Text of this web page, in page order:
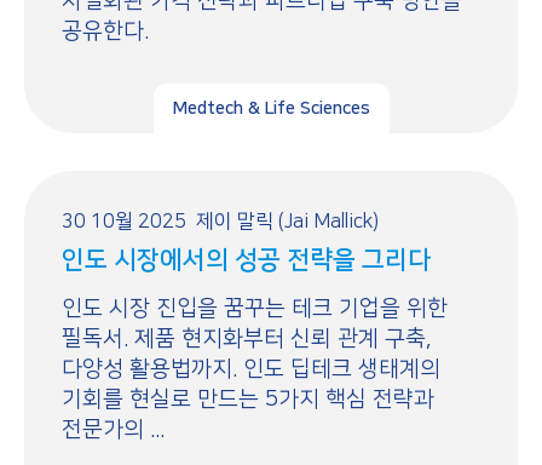
공유한다.
Medtech & Life Sciences
30 10월 2025 제이 말릭 (Jai Mallick)
인도 시장에서의 성공 전략을 그리다
인도 시장 진입을 꿈꾸는 테크 기업을 위한
필독서. 제품 현지화부터 신뢰 관계 구축,
다양성 활용법까지. 인도 딥테크 생태계의
기회를 현실로 만드는 5가지 핵심 전략과
전문가의 ...